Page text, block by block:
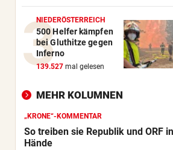
Erste Nation fordert
Rücktritt auf
EMOTIONALE BEDEUTUNG
Corinna & Danilo ließen sich
14 Festnahmen: Steirischer
Drogenring aufgeflogen
NIEDERÖSTERREICH
500 Helfer kämpfen
bei Gluthitze gegen
Inferno
139.527 mal gelesen
MEHR KOLUMNEN
„KRONE“-KOMMENTAR
So treiben sie Republik und ORF
Hände